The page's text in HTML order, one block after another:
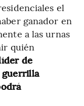
el
ganador en
a las urnas
quién
de
guerrilla